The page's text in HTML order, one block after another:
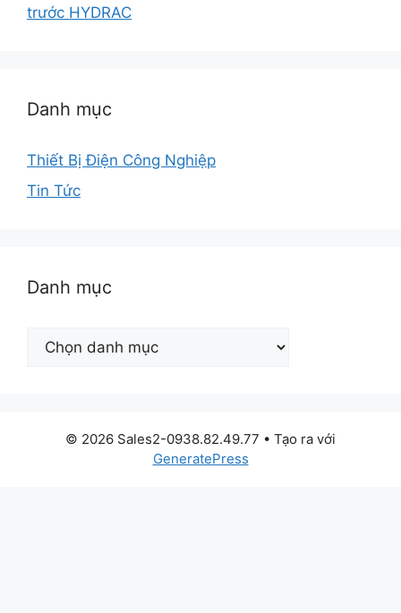
trước HYDRAC
Danh mục
Thiết Bị Điện Công Nghiệp
Tin Tức
Danh mục
Danh
mục
© 2026 Sales2-0938.82.49.77 • Tạo ra với
GeneratePress